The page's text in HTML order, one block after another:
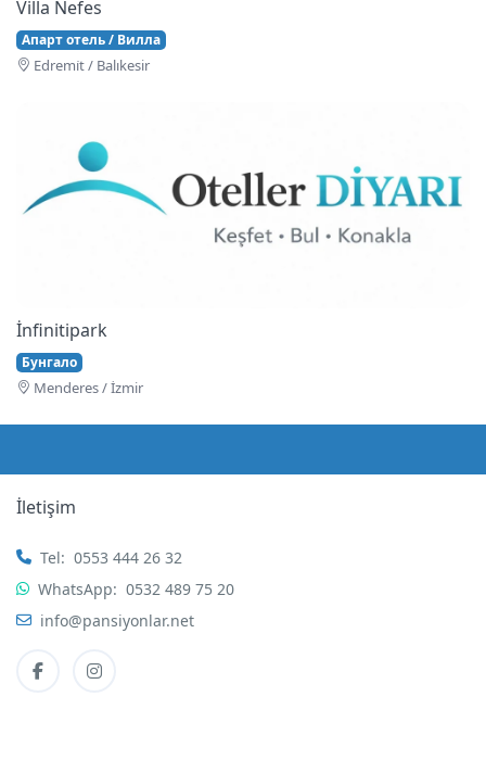
Villa Nefes
Апарт отель / Вилла
Edremi̇t / Balıkesir
İnfinitipark
Бунгало
Menderes / İzmir
İletişim
Tel: 0553 444 26 32
WhatsApp: 0532 489 75 20
info@pansiyonlar.net